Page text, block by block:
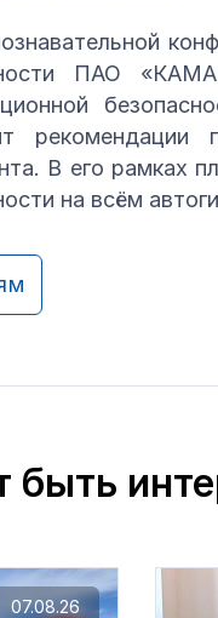
ПАО
рекомендации
В его рамках
на всём
07.08.26